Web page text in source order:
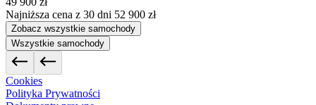
Najniższa cena z 30 dni 52 900 zł
Zobacz wszystkie samochody
Wszystkie samochody
Cookies
Polityka Prywatności